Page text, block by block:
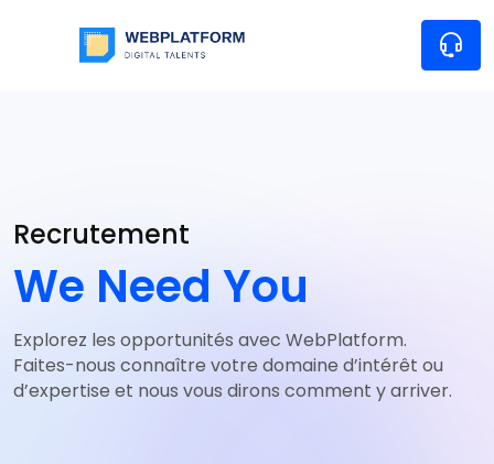
Recrutement
We Need You
Explorez les opportunités avec WebPlatform.
Faites-nous connaître votre domaine d’intérêt ou
d’expertise et nous vous dirons comment y arriver.